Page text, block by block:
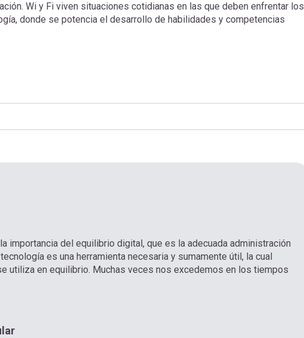
Wi y Fi viven situaciones cotidianas en las que deben enfrentar los
donde se potencia el desarrollo de habilidades y competencias
importancia del equilibrio digital, que es la adecuada administración
es una herramienta necesaria y sumamente útil, la cual
utiliza en equilibrio. Muchas veces nos excedemos en los tiempos